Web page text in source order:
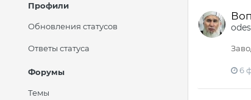
Профили
Обновления статусов
Ответы статуса
Форумы
Темы
6